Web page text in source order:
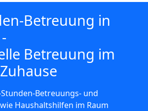
Betreuung in
Betreuung im
Betreuungs- und
Haushaltshilfen im Raum